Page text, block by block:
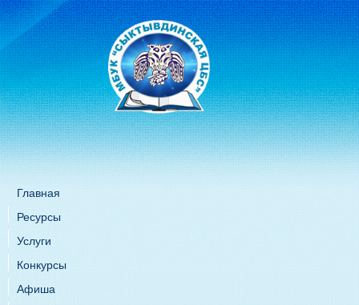
Главная
Ресурсы
Услуги
Конкурсы
Афиша